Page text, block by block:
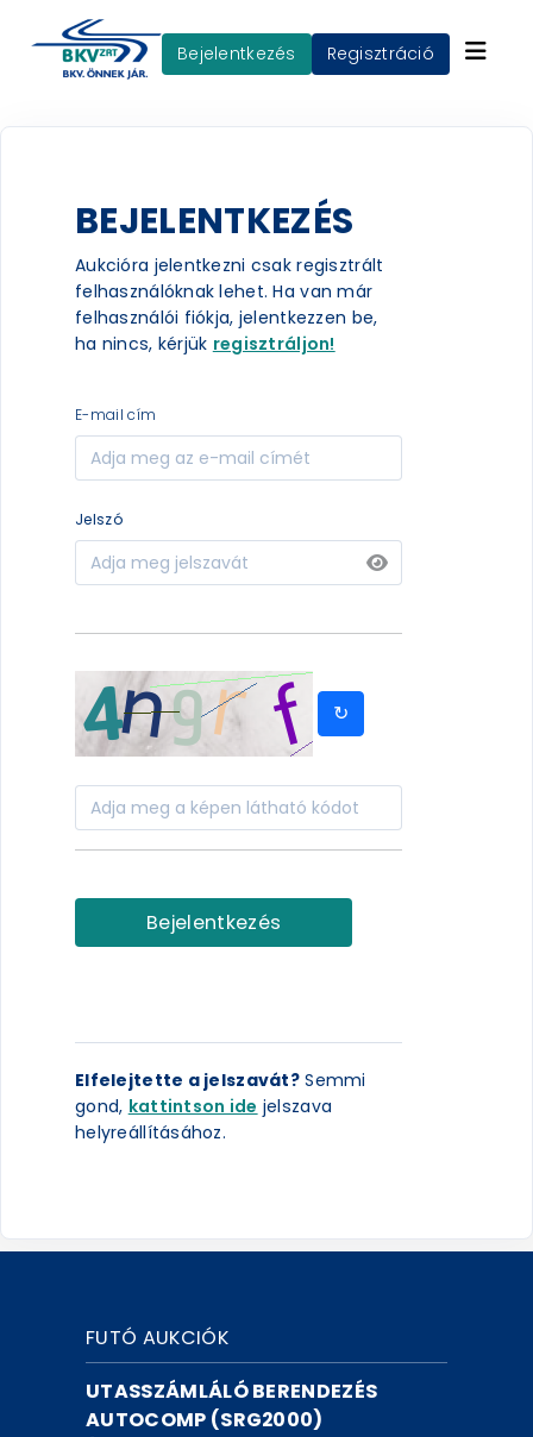
Bejelentkezés Regisztráció
BEJELENTKEZÉS
Aukcióra jelentkezni csak regisztrált
felhasználóknak lehet. Ha van már
felhasználói fiókja, jelentkezzen be,
ha nincs, kérjük regisztráljon!
e-mail cím
jelszó
↻
Bejelentkezés
Elfelejtette a jelszavát? Semmi
gond, kattintson ide jelszava
helyreállításához.
FUTÓ AUKCIÓK
UTASSZÁMLÁLÓ BERENDEZÉS
AUTOCOMP (SRG2000)